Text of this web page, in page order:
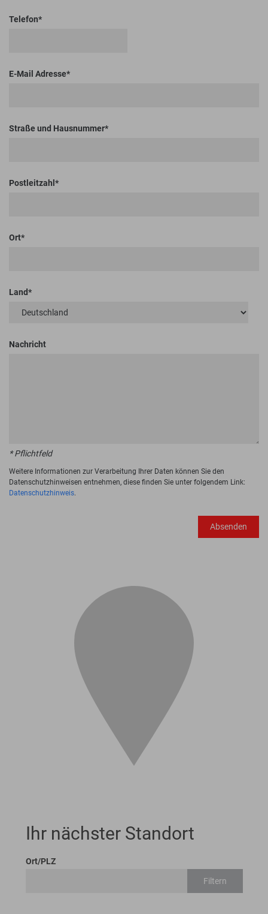
Telefon
E-Mail Adresse
Straße und Hausnummer
Postleitzahl
Ort
Land
Nachricht
* Pflichtfeld
Weitere Informationen zur Verarbeitung Ihrer Daten können Sie den
Datenschutzhinweisen entnehmen, diese finden Sie unter folgendem Link:
Datenschutzhinweis.
Absenden
Ihr nächster Standort
Ort/PLZ
Filtern